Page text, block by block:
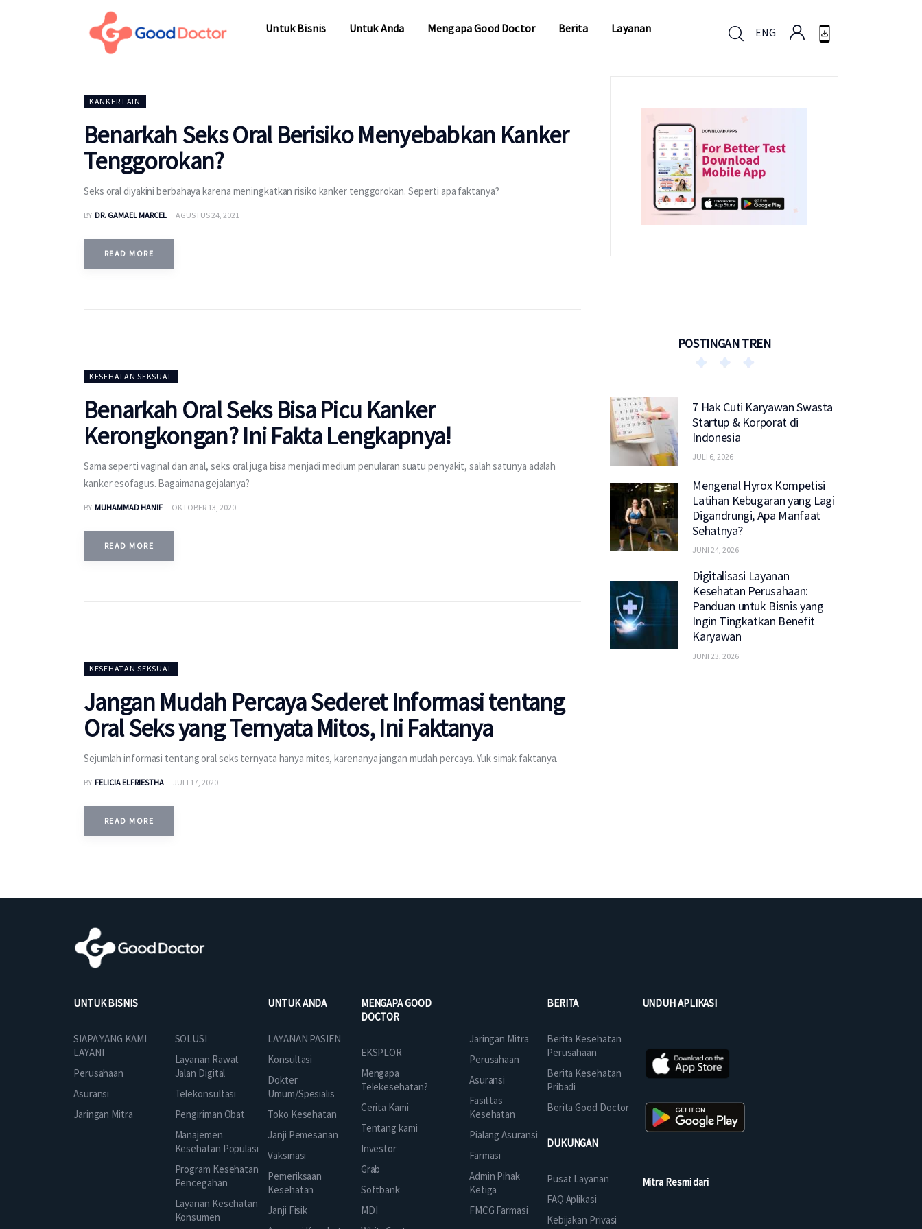
Untuk Bisnis Untuk Anda Mengapa Good Doctor Berita Layanan ENG
KANKER LAIN
Benarkah Seks Oral Berisiko Menyebabkan Kanker
Tenggorokan?
Seks oral diyakini berbahaya karena meningkatkan risiko kanker tenggorokan. Seperti apa faktanya?
BY DR. GAMAEL MARCEL AGUSTUS 24, 2021
READ MORE
KESEHATAN SEKSUAL
Benarkah Oral Seks Bisa Picu Kanker
Kerongkongan? Ini Fakta Lengkapnya!
Sama seperti vaginal dan anal, seks oral juga bisa menjadi medium penularan suatu penyakit, salah satunya adalah
kanker esofagus. Bagaimana gejalanya?
BY MUHAMMAD HANIF OKTOBER 13, 2020
READ MORE
KESEHATAN SEKSUAL
Jangan Mudah Percaya Sederet Informasi tentang
Oral Seks yang Ternyata Mitos, Ini Faktanya
Sejumlah informasi tentang oral seks ternyata hanya mitos, karenanya jangan mudah percaya. Yuk simak faktanya.
BY FELICIA ELFRIESTHA JULI 17, 2020
READ MORE
POSTINGAN TREN
7 Hak Cuti Karyawan Swasta
Startup & Korporat di
Indonesia
JULI 6, 2026
Mengenal Hyrox Kompetisi
Latihan Kebugaran yang Lagi
Digandrungi, Apa Manfaat
Sehatnya?
JUNI 24, 2026
Digitalisasi Layanan
Kesehatan Perusahaan:
Panduan untuk Bisnis yang
Ingin Tingkatkan Benefit
Karyawan
JUNI 23, 2026
UNTUK BISNIS
SIAPA YANG KAMI
LAYANI
Perusahaan
Asuransi
Jaringan Mitra
SOLUSI
Layanan Rawat
Jalan Digital
Telekonsultasi
Pengiriman Obat
Manajemen
Kesehatan Populasi
Program Kesehatan
Pencegahan
Layanan Kesehatan
Konsumen
UNTUK ANDA
LAYANAN PASIEN
Konsultasi
Dokter
Umum/Spesialis
Toko Kesehatan
Janji Pemesanan
Vaksinasi
Pemeriksaan
Kesehatan
Janji Fisik
MENGAPA GOOD
DOCTOR
EKSPLOR
Mengapa
Telekesehatan?
Cerita Kami
Tentang kami
Investor
Grab
Softbank
MDI
Jaringan Mitra
Perusahaan
Asuransi
Fasilitas
Kesehatan
Pialang Asuransi
Farmasi
Admin Pihak
Ketiga
FMCG Farmasi
BERITA
Berita Kesehatan
Perusahaan
Berita Kesehatan
Pribadi
Berita Good Doctor
DUKUNGAN
Pusat Layanan
FAQ Aplikasi
Kebijakan Privasi
UNDUH APLIKASI
Mitra Resmi dari